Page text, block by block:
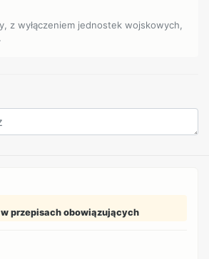
z wyłączeniem jednostek wojskowych,
w przepisach obowiązujących